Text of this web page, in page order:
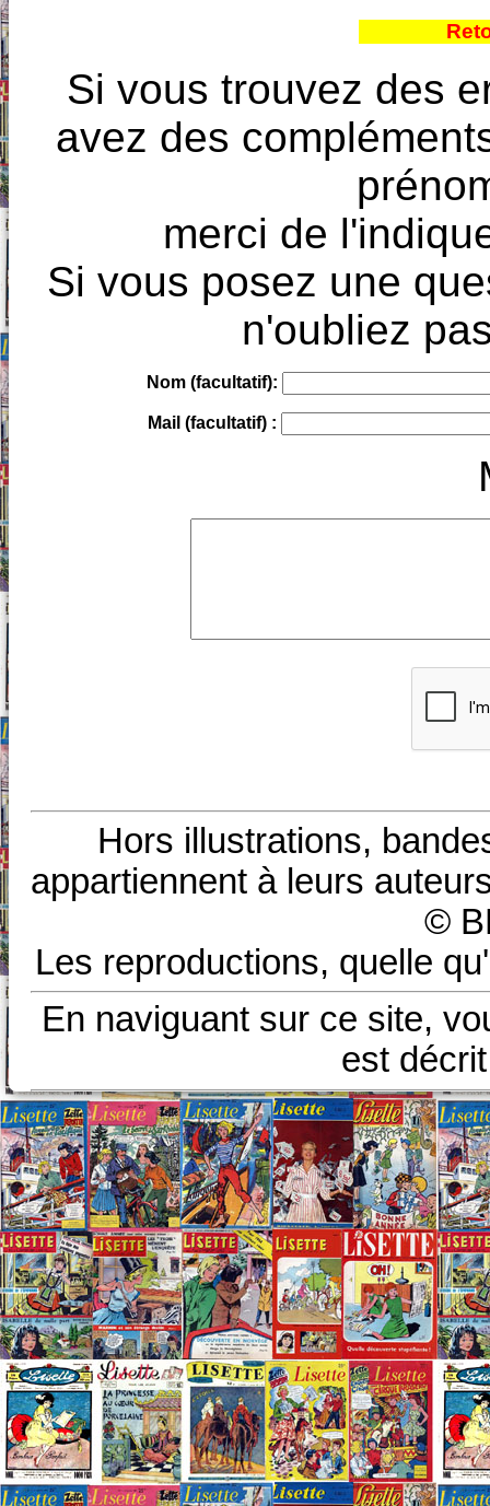
Si vous trouvez des
avez des
merci de
Si vous posez une
n'oubliez
Nom (facultatif):
Mail (facultatif) :
Hors illustrations,
appartiennent à leurs
©
Les reproductions, quelle
En naviguant sur ce site,
est